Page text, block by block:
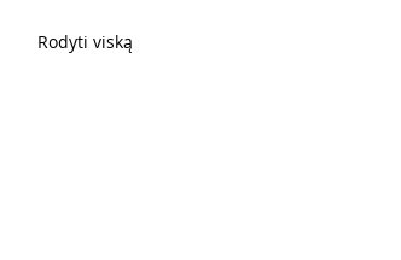
Rodyti viską